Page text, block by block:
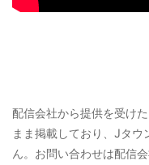
配信会社から提供を受け
まま掲載しており、Jタ
ん。お問い合わせは配信